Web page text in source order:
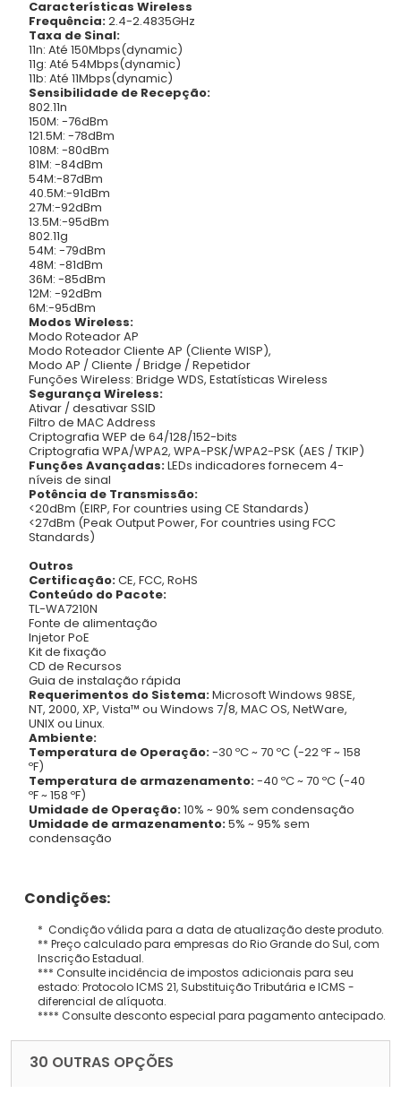
Características Wireless
Frequência:2.4-2.4835GHz
Taxa de Sinal:
11n: Até 150Mbps(dynamic)
11g: Até 54Mbps(dynamic)
11b: Até 11Mbps(dynamic)
Sensibilidade de Recepção:
802.11n
150M: -76dBm
121.5M: -78dBm
108M: -80dBm
81M: -84dBm
54M:-87dBm
40.5M:-91dBm
27M:-92dBm
13.5M:-95dBm
802.11g
54M: -79dBm
48M: -81dBm
36M: -85dBm
12M: -92dBm
6M:-95dBm
Modos Wireless:
Modo Roteador AP
Modo Roteador Cliente AP (Cliente WISP),
Modo AP / Cliente / Bridge / Repetidor
Funções Wireless: Bridge WDS, Estatísticas Wireless
Segurança Wireless:
Ativar / desativar SSID
Filtro de MAC Address
Criptografia WEP de 64/128/152-bits
Criptografia WPA/WPA2, WPA-PSK/WPA2-PSK (AES / TKIP)
Funções Avançadas:LEDs indicadores fornecem 4-
níveis de sinal
Potência de Transmissão:
<20dBm (EIRP, For countries using CE Standards)
<27dBm (Peak Output Power, For countries using FCC
Standards)
Outros
Certificação:CE, FCC, RoHS
Conteúdo do Pacote:
TL-WA7210N
Fonte de alimentação
Injetor PoE
Kit de fixação
CD de Recursos
Guia de instalação rápida
Requerimentos do Sistema:Microsoft Windows 98SE,
NT, 2000, XP, Vista™ ou Windows 7/8, MAC OS, NetWare,
UNIX ou Linux.
Ambiente:
Temperatura de Operação:-30 ºC ~ 70 ºC (-22 ºF ~ 158
ºF)
Temperatura de armazenamento:-40 ºC ~ 70 ºC (-40
ºF ~ 158 ºF)
Umidade de Operação:10% ~ 90% sem condensação
Umidade de armazenamento:5% ~ 95% sem
condensação
Condições:
* Condição válida para a data de atualização deste produto.
** Preço calculado para empresas do Rio Grande do Sul, com
Inscrição Estadual.
*** Consulte incidência de impostos adicionais para seu
estado: Protocolo ICMS 21, Substituição Tributária e ICMS -
diferencial de alíquota.
**** Consulte desconto especial para pagamento antecipado.
30 OUTRAS OPÇÕES